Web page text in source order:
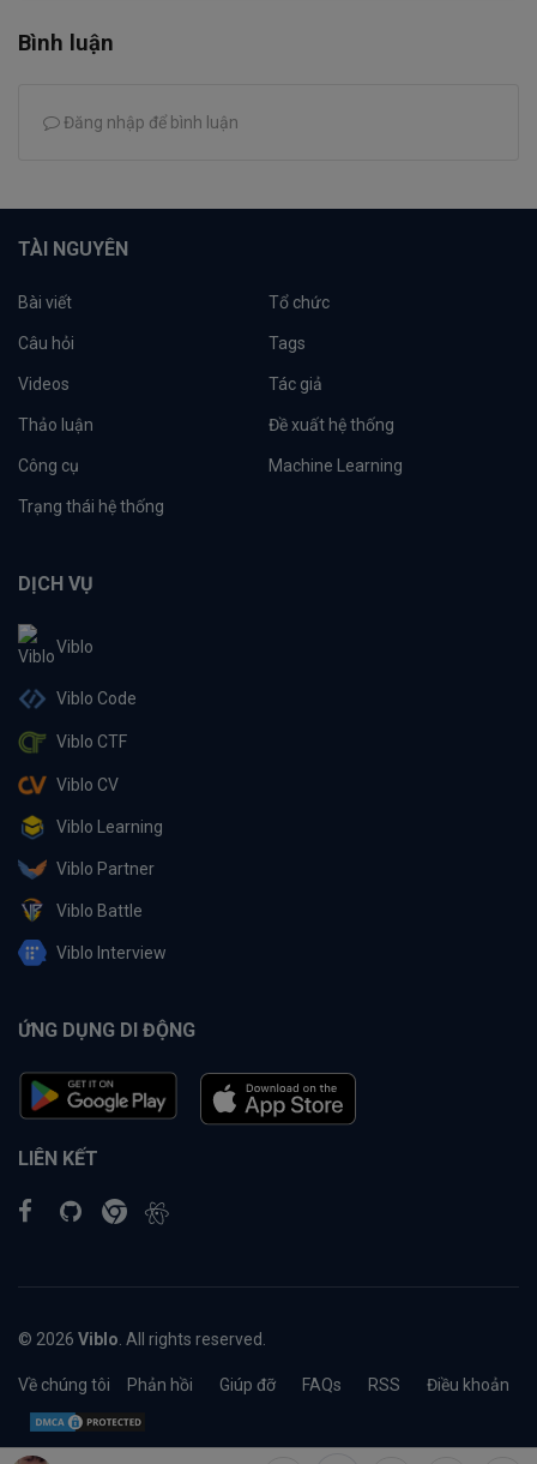
Bình luận
Đăng nhập để bình luận
TÀI NGUYÊN
Bài viết Tổ chức
Câu hỏi Tags
Videos Tác giả
Thảo luận Đề xuất hệ thống
Công cụ Machine Learning
Trạng thái hệ thống
DỊCH VỤ
Viblo
Viblo Code
Viblo CTF
Viblo CV
Viblo Learning
Viblo Partner
Viblo Battle
Viblo Interview
ỨNG DỤNG DI ĐỘNG
LIÊN KẾT
© 2026 Viblo . All rights reserved.
Về chúng tôi Phản hồi Giúp đỡ FAQs RSS Điều khoản